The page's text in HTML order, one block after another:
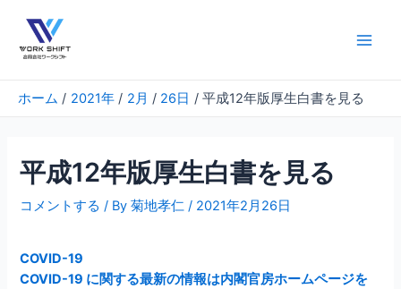
ホーム 2021年 2月 26日 平成12年版厚生白書を見る
平成12年版厚生白書を見る
コメントする / By菊地孝仁/ 2021年2月26日
COVID-19
COVID-19 に関する最新の情報は内閣官房ホームページを